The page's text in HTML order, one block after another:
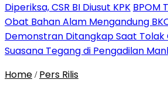
Diperiksa, CSR BI Diusut KPK BPOM
Obat Bahan Alam Mengandung
Demonstran Ditangkap Saat Tolak
Suasana Tegang di Pengadilan
Home / Pers Rilis